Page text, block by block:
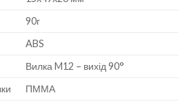
90г
ABS
Вилка M12 – вихід 90°
ПММА